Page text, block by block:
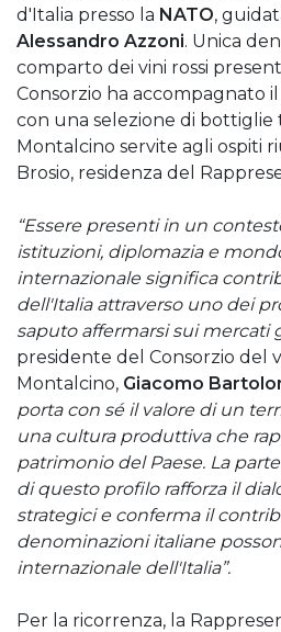
d'Italia presso la NATO,
Alessandro Azzoni. Unica
comparto dei vini rossi
Consorzio ha accompagnato
con una selezione di bottiglie
Montalcino servite agli ospiti
Brosio, residenza del
“Essere presenti in un
istituzioni, diplomazia e
internazionale significa
dell'Italia attraverso uno dei
saputo affermarsi sui mercati
presidente del Consorzio del
Montalcino, Giacomo
porta con sé il valore di un
una cultura produttiva che
patrimonio del Paese. La
di questo profilo rafforza il
strategici e conferma il
denominazioni italiane
internazionale dell'Italia”.
Per la ricorrenza, la